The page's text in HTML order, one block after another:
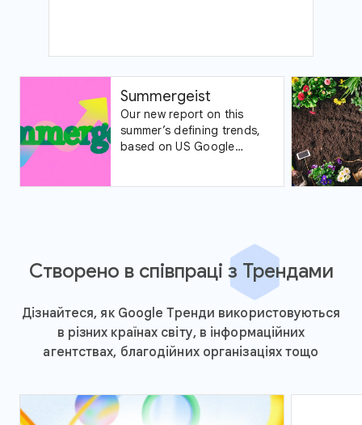
Summergeist
Our new report on this
summer’s defining trends,
based on US Google
Створено в співпраці з Трендами
Дізнайтеся, як Google Тренди використовуються
в різних країнах світу, в інформаційних
агентствах, благодійних організаціях тощо